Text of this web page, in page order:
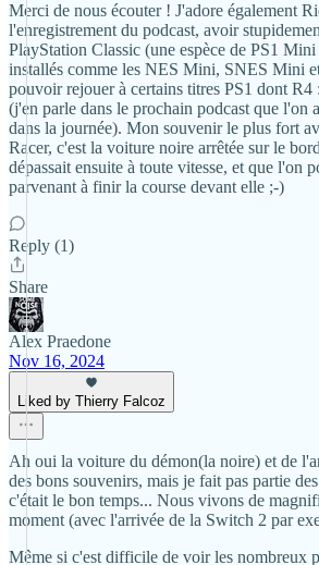
Merci de nous écouter ! J'adore également
l'enregistrement du podcast, avoir
PlayStation Classic (une espèce de PS1
installés comme les NES Mini, SNES Mini
pouvoir rejouer à certains titres PS1 dont
(j'en parle dans le prochain podcast que l'on
dans la journée). Mon souvenir le plus fort
Racer, c'est la voiture noire arrêtée sur le
dépassait ensuite à toute vitesse, et que l'on
parvenant à finir la course devant elle ;-)
Reply (1)
Share
Alex Praedone
Nov 16, 2024
Liked by Thierry Falcoz
Ah oui la voiture du démon(la noire) et de
des bons souvenirs, mais je fait pas partie
c'était le bon temps... Nous vivons de
moment (avec l'arrivée de la Switch 2 par
Même si c'est difficile de voir les nombreux